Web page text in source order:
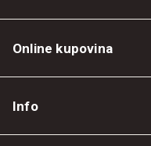
Online kupovina
Info